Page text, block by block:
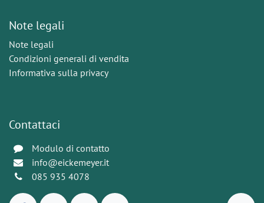
Note legali
Note legali
Condizioni generali di vendita
Informativa sulla privacy
Contattaci
Modulo di contatto
info@eickemeyer.it
085 935 4078